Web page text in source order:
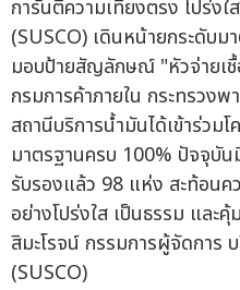
การันตีความเที่ยงตรง โปร่ง
(SUSCO) เดินหน้ายกระดับม
มอบป้ายสัญลักษณ์ "หัวจ่ายเ
กรมการค้าภายใน กระทรวง
สถานีบริการน้ำมันได้เข้าร่วม
มาตรฐานครบ 100% ปัจจุบั
รับรองแล้ว 98 แห่ง สะท้อนค
อย่างโปร่งใส เป็นธรรม และ
สิมะโรจน์ กรรมการผู้จัดการ
(SUSCO)